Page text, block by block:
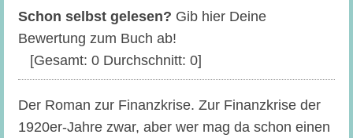
Schon selbst gelesen? Gib hier Deine
Bewertung zum Buch ab!
[Gesamt: 0Durchschnitt: 0]
Der Roman zur Finanzkrise. Zur Finanzkrise der
1920er-Jahre zwar, aber wer mag da schon einen